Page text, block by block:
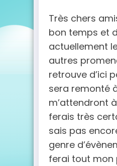
Très chers
bon temps et
actuellement
autres
retrouve d’ici
sera remonté
m’attendront
ferais très
sais pas
genre
ferai tout mon